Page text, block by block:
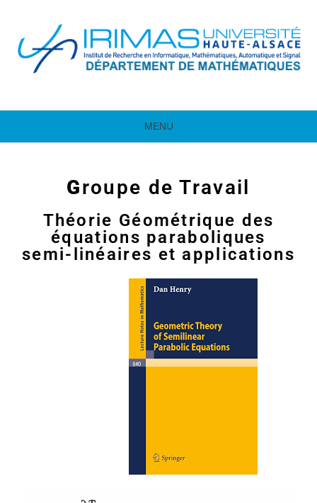
MENU
Groupe de Travail
Théorie Géométrique des
équations paraboliques
semi-linéaires et applications